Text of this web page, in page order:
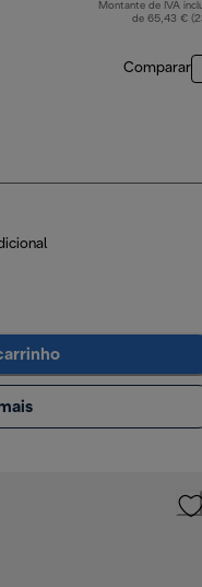
Montante de IVA
de 65,43 €
Comparar